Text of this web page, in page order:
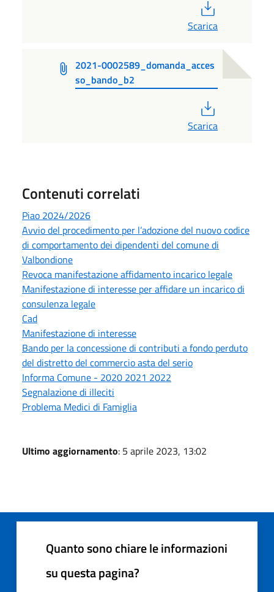
Scarica
2021-0002589_domanda_acces
so_bando_b2
Scarica
Contenuti correlati
Piao 2024/2026
Avvio del procedimento per l’adozione del nuovo codice
di comportamento dei dipendenti del comune di
Valbondione
Revoca manifestazione affidamento incarico legale
Manifestazione di interesse per affidare un incarico di
consulenza legale
Cad
Manifestazione di interesse
Bando per la concessione di contributi a fondo perduto
del distretto del commercio asta del serio
Informa Comune - 2020 2021 2022
Segnalazione di illeciti
Problema Medici di Famiglia
Ultimo aggiornamento: 5 aprile 2023, 13:02
Quanto sono chiare le informazioni
su questa pagina?